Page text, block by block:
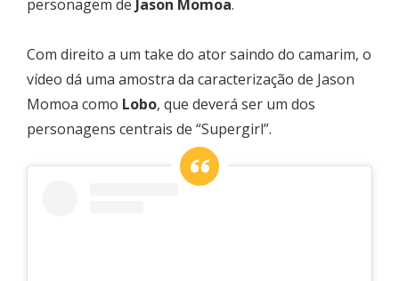
personagem de Jason Momoa.
Com direito a um take do ator saindo do camarim, o
vídeo dá uma amostra da caracterização de Jason
Momoa como Lobo, que deverá ser um dos
personagens centrais de “Supergirl”.